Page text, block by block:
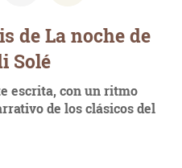
de La noche de
Solé
escrita, con un ritmo
de los clásicos del